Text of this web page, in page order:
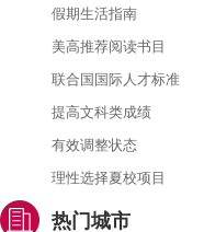
假期生活指南
美高推荐阅读书目
联合国国际人才标准
提高文科类成绩
有效调整状态
理性选择夏校项目
热门城市